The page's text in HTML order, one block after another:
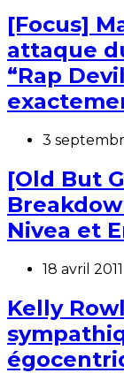
[Focus]
attaque
“Rap
3
[Old But
Nivea et
18 avril 2011
Kelly